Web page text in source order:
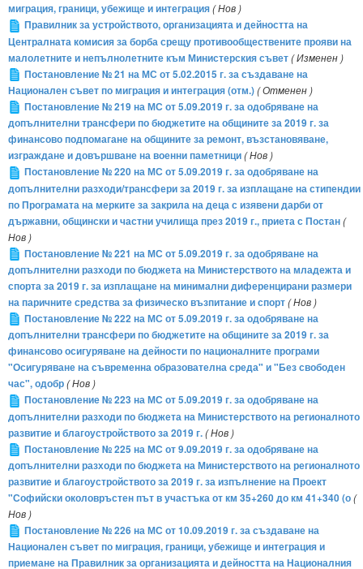
миграция, граници, убежище и интеграция( Нов )
Правилник за устройството, организацията и дейността на
Централната комисия за борба срещу противообществените прояви на
малолетните и непълнолетните към Министерския съвет( Изменен )
Постановление № 21 на МС от 5.02.2015 г. за създаване на
Национален съвет по миграция и интеграция (отм.)( Отменен )
Постановление № 219 на МС от 5.09.2019 г. за одобряване на
допълнителни трансфери по бюджетите на общините за 2019 г. за
финансово подпомагане на общините за ремонт, възстановяване,
изграждане и довършване на военни паметници( Нов )
Постановление № 220 на МС от 5.09.2019 г. за одобряване на
допълнителни разходи/трансфери за 2019 г. за изплащане на стипендии
по Програмата на мерките за закрила на деца с изявени дарби от
държавни, общински и частни училища през 2019 г., приета с Постан(
Нов )
Постановление № 221 на МС от 5.09.2019 г. за одобряване на
допълнителни разходи по бюджета на Министерството на младежта и
спорта за 2019 г. за изплащане на минимални диференцирани размери
на паричните средства за физическо възпитание и спорт( Нов )
Постановление № 222 на МС от 5.09.2019 г. за одобряване на
допълнителни трансфери по бюджетите на общините за 2019 г. за
финансово осигуряване на дейности по националните програми
"Осигуряване на съвременна образователна среда" и "Без свободен
час", одобр( Нов )
Постановление № 223 на МС от 5.09.2019 г. за одобряване на
допълнителни разходи по бюджета на Министерството на регионалното
развитие и благоустройството за 2019 г.( Нов )
Постановление № 225 на МС от 9.09.2019 г. за одобряване на
допълнителни разходи по бюджета на Министерството на регионалното
развитие и благоустройството за 2019 г. за изпълнение на Проект
"Софийски околовръстен път в участъка от км 35+260 до км 41+340 (о(
Нов )
Постановление № 226 на МС от 10.09.2019 г. за създаване на
Национален съвет по миграция, граници, убежище и интеграция и
приемане на Правилник за организацията и дейността на Националния